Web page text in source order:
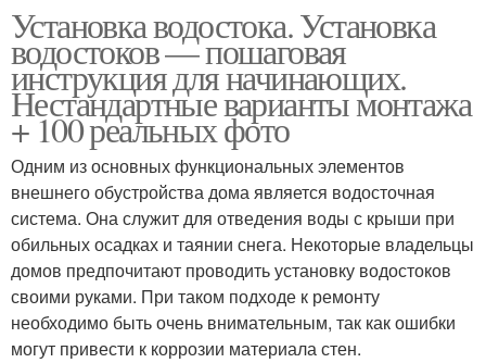
Установка водостока. Установка
водостоков — пошаговая
инструкция для начинающих.
Нестандартные варианты монтажа
+ 100 реальных фото
Одним из основных функциональных элементов
внешнего обустройства дома является водосточная
система. Она служит для отведения воды с крыши при
обильных осадках и таянии снега. Некоторые владельцы
домов предпочитают проводить установку водостоков
своими руками. При таком подходе к ремонту
необходимо быть очень внимательным, так как ошибки
могут привести к коррозии материала стен.